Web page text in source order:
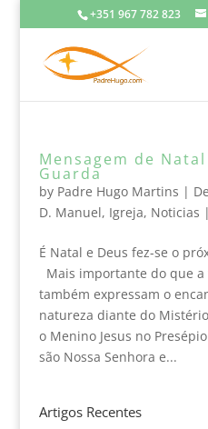
+351 967 782 823
Mensagem de
Guarda
by Padre Hugo Martins |
D. Manuel, Igreja, Noticias |
É Natal e Deus fez-se o
Mais importante do que
também expressam o
natureza diante do
o Menino Jesus no
são Nossa Senhora e...
Artigos Recentes